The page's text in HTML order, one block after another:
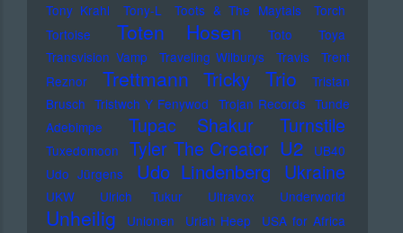
Tony Krahl
Tony-L Toots & The Maytals
Torch
Tortoise
Toten Hosen Toto
Toya
Transvision Vamp
Traveling Wilburys Travis
Trent
Reznor
Trettmann Tricky Trio
Tristan
Brusch Tristwch Y Fenywod Trojan Records Tunde
Adebimpe
Tupac Shakur Turnstile
Tuxedomoon Tyler The Creator U2
UB40
Udo Jürgens
Udo Lindenberg Ukraine
UKW Ulrich Tukur Ultravox Underworld
Unheilig Unionen Uriah Heep
USA for Africa